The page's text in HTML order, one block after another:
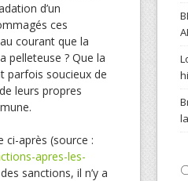
d’un
ces
courant que la
pelleteuse ? Que la
parfois soucieux de
leurs propres
ci-après (source :
apres-les-
sanctions, il n’y a